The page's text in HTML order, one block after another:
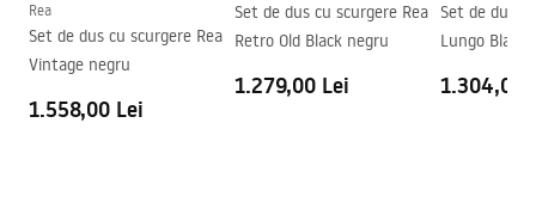
Garantie
24 luni
Acoperire Easy Clean
Instrukcja montażu
Rea
Set de dus cu scurgere Rea
Vintage negru
1.558,00 Lei
Set de dus cu scurgere Rea
Retro Old Black negru
1.279,00 Lei
Set de dus
Lungo Black
1.304,00